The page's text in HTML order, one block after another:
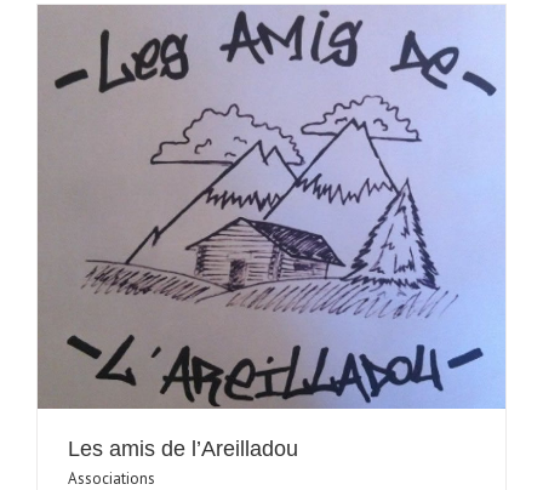
Les amis de l’Areilladou
Associations